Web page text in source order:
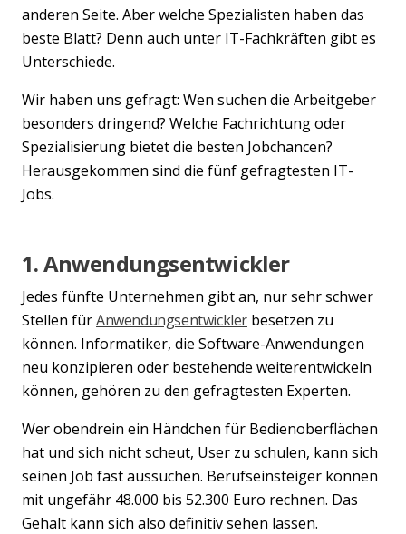
anderen Seite. Aber welche Spezialisten haben das
beste Blatt? Denn auch unter IT-Fachkräften gibt es
Unterschiede.
Wir haben uns gefragt: Wen suchen die Arbeitgeber
besonders dringend? Welche Fachrichtung oder
Spezialisierung bietet die besten Jobchancen?
Herausgekommen sind die fünf gefragtesten IT-
Jobs.
1. Anwendungsentwickler
Jedes fünfte Unternehmen gibt an, nur sehr schwer
Stellen fürAnwendungsentwickler besetzen zu
können. Informatiker, die Software-Anwendungen
neu konzipieren oder bestehende weiterentwickeln
können, gehören zu den gefragtesten Experten.
Wer obendrein ein Händchen für Bedienoberflächen
hat und sich nicht scheut, User zu schulen, kann sich
seinen Job fast aussuchen. Berufseinsteiger können
mit ungefähr 48.000 bis 52.300 Euro rechnen. Das
Gehalt kann sich also definitiv sehen lassen.